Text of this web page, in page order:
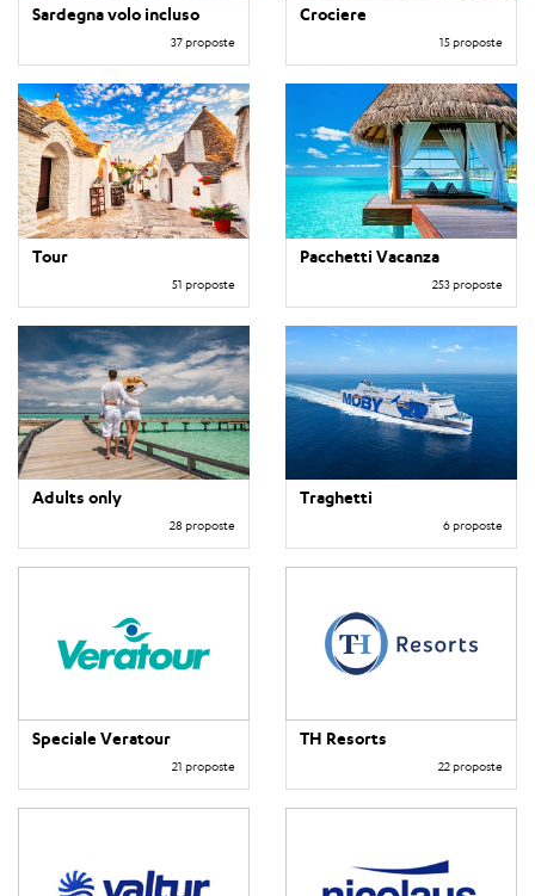
Sardegna volo incluso
37 proposte
Crociere
15 proposte
Tour
51 proposte
Pacchetti Vacanza
253 proposte
Adults only
28 proposte
Traghetti
6 proposte
Speciale Veratour
21 proposte
TH Resorts
22 proposte